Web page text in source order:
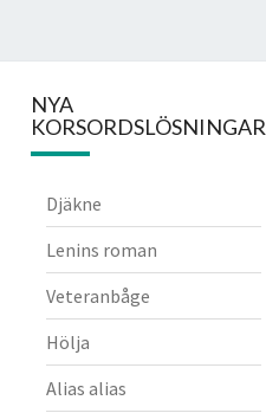
NYA
KORSORDSLÖSNINGAR
Djäkne
Lenins roman
Veteranbåge
Hölja
Alias alias